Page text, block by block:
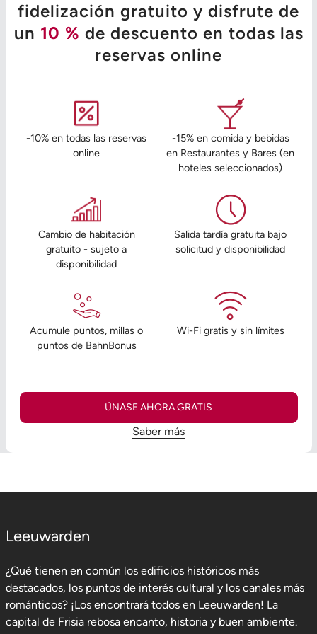
fidelización gratuito y disfrute de
un 10 % de descuento en todas las
reservas online
-10% en todas las reservas
online
-15% en comida y bebidas
en Restaurantes y Bares (en
hoteles seleccionados)
Cambio de habitación
gratuito - sujeto a
disponibilidad
Salida tardía gratuita bajo
solicitud y disponibilidad
Acumule puntos, millas o
puntos de BahnBonus
Wi-Fi gratis y sin límites
ÚNASE AHORA GRATIS
Saber más
Leeuwarden
¿Qué tienen en común los edificios históricos más
destacados, los puntos de interés cultural y los canales más
románticos? ¡Los encontrará todos en Leeuwarden! La
capital de Frisia rebosa encanto, historia y buen ambiente.